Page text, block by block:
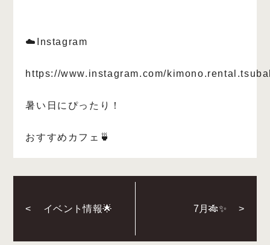
☁️Instagram
https://www.instagram.com/
暑い日にぴったり！
おすすめカフェ🍵
< イベント情報🌟 7月🎋✨ >